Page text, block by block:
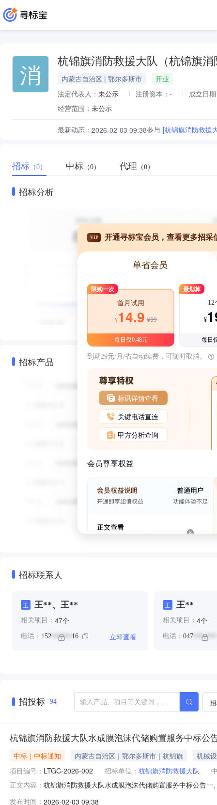
消 杭锦旗消防救援大队（杭锦旗消
内蒙古自治区 | 鄂尔多斯市
开业
法定代表人： 未公示 注册资本： -
成立日
经营范围： 未公示
最新动态： 2026-02-03 09:38参与 [杭锦旗消防救援
招标 （0） 中标 （0） 代理 （0）
招标分析
招标产品
VIP 开通寻标宝会员，查看更多招采
单省会员
限购一次
首月试用
¥14.9 ¥39
每日仅0.48元
最划算
12
¥
每日
到期29元/月/省自动续费，可随时取消。
标讯详情查看
关键电话直连
甲方分析查询
会员尊享权益
招标联系人
王 王**、王**
相关项目： 47个
电话： 152 ****** 16 立即查看
王 王**
相关项目： 4个
电话： 047 *******
招投标 94
杭锦旗消防救援大队水成膜泡沫代储购置服务中标公
中标｜中标通知 内蒙古自治区｜鄂尔多斯市｜杭锦旗
机械
项目编号： LTGC-2026-002 招标单位： 杭锦旗消防救援大队
正文内容： 杭锦旗消防救援大队水成膜泡沫代储购置服务中标公告
发布时间： 2026-02-03 09:38